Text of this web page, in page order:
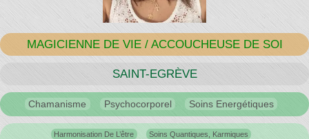
"L'Or du
Temps"
MAGICIENNE DE VIE / ACCOUCHEUSE DE SOI
SAINT-EGRÈVE
Chamanisme Psychocorporel Soins Energétiques
Harmonisation De L’être
Soins Quantiques, Karmiques